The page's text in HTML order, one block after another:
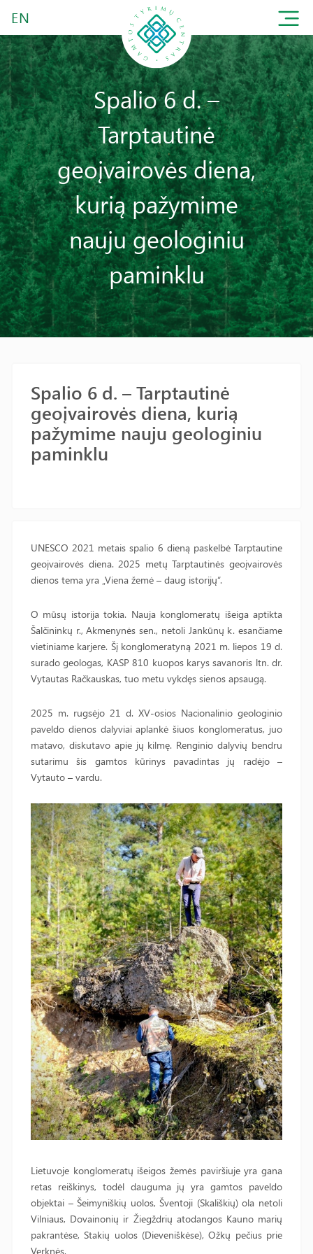
EN
Spalio 6 d. –
Tarptautinė
geoįvairovės diena,
kurią pažymime
nauju geologiniu
paminklu
Spalio 6 d. – Tarptautinė
geoįvairovės diena, kurią
pažymime nauju geologiniu
paminklu
UNESCO 2021 metais spalio 6 dieną paskelbė Tarptautine
geoįvairovės diena. 2025 metų Tarptautinės geoįvairovės
dienos tema yra „Viena žemė – daug istorijų“.
O mūsų istorija tokia. Nauja konglomeratų išeiga aptikta
Šalčininkų r., Akmenynės sen., netoli Jankūnų k. esančiame
vietiniame karjere. Šį konglomeratyną 2021 m. liepos 19 d.
surado geologas, KASP 810 kuopos karys savanoris ltn. dr.
Vytautas Račkauskas, tuo metu vykdęs sienos apsaugą.
2025 m. rugsėjo 21 d. XV-osios Nacionalinio geologinio
paveldo dienos dalyviai aplankė šiuos konglomeratus, juo
matavo, diskutavo apie jų kilmę. Renginio dalyvių bendru
sutarimu šis gamtos kūrinys pavadintas jų radėjo –
Vytauto – vardu.
Lietuvoje konglomeratų išeigos žemės paviršiuje yra gana
retas reiškinys, todėl dauguma jų yra gamtos paveldo
objektai – Šeimyniškių uolos, Šventoji (Skališkių) ola netoli
Vilniaus, Dovainonių ir Žiegždrių atodangos Kauno marių
pakrantėse, Stakių uolos (Dieveniškėse), Ožkų pečius prie
Verknės.